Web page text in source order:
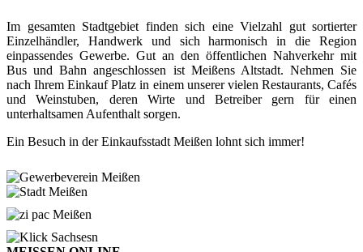
Im gesamten Stadtgebiet finden sich eine Vielzahl gut sortierter
Einzelhändler, Handwerk und sich harmonisch in die Region
einpassendes Gewerbe. Gut an den öffentlichen Nahverkehr mit
Bus und Bahn angeschlossen ist Meißens Altstadt. Nehmen Sie
nach Ihrem Einkauf Platz in einem unserer vielen Restaurants, Cafés
und Weinstuben, deren Wirte und Betreiber gern für einen
unterhaltsamen Aufenthalt sorgen.
Ein Besuch in der Einkaufsstadt Meißen lohnt sich immer!